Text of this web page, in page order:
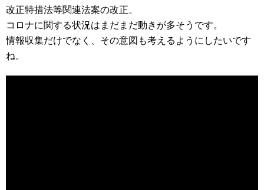
改正特措法等関連法案の改正。
コロナに関する状況はまだまだ動きが多そうです。
情報収集だけでなく、その意図も考えるようにしたいです
ね。